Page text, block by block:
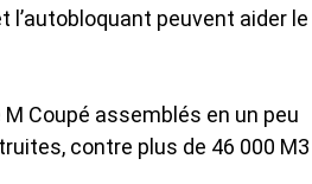
l’autobloquant peuvent aider le
M Coupé assemblés en un peu
contre plus de 46 000 M3